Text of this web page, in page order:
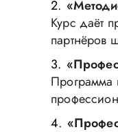
Курс даёт
партнёров
Программа